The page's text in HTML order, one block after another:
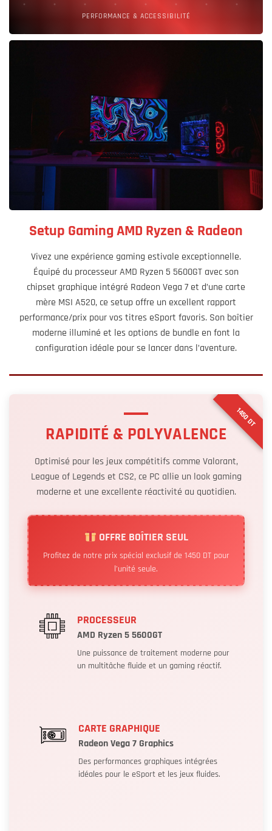
PERFORMANCE & ACCESSIBILITÉ
Setup Gaming AMD Ryzen & Radeon
Vivez une expérience gaming estivale exceptionnelle.
Équipé du processeur AMD Ryzen 5 5600GT avec son
chipset graphique intégré Radeon Vega 7 et d’une carte
mère MSI A520, ce setup offre un excellent rapport
performance/prix pour vos titres eSport favoris. Son boîtier
moderne illuminé et les options de bundle en font la
configuration idéale pour se lancer dans l’aventure.
1450 DT
RAPIDITÉ & POLYVALENCE
Optimisé pour les jeux compétitifs comme Valorant,
League of Legends et CS2, ce PC allie un look gaming
moderne et une excellente réactivité au quotidien.
OFFRE BOÎTIER SEUL
Profitez de notre prix spécial exclusif de 1450 DT pour
l’unité seule.
PROCESSEUR
AMD Ryzen 5 5600GT
Une puissance de traitement moderne pour
un multitâche fluide et un gaming réactif.
CARTE GRAPHIQUE
Radeon Vega 7 Graphics
Des performances graphiques intégrées
idéales pour le eSport et les jeux fluides.